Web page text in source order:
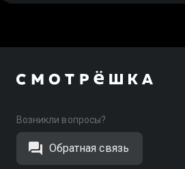
Возникли вопросы?
Обратная связь